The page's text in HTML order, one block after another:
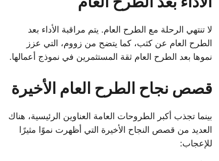
لا تنتهي الرحلة مع الطرح العام. يتم مراقبة الأداء بعد
الطرح العام عن كثب، كما يتضح من زووم، التي عزز
نموها بعد الطرح العام ثقة المستثمرين في نموذج أعمالها.
قصص نجاح الطرح العام الأخيرة
بينما تجذب أكبر الطروحات العامة العناوين الرئيسية، هناك
العديد من قصص النجاح الأخيرة التي أظهرت نموًا مثيرًا
للإعجاب: